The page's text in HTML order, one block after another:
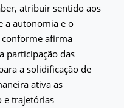
atribuir sentido aos
a autonomia e o
afirma
participação das
a solidificação de
ativa as
e trajetórias